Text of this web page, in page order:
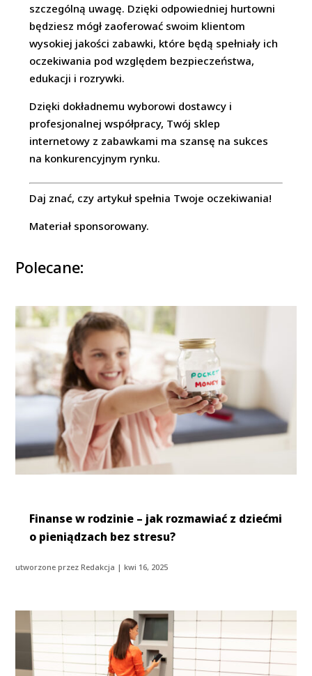
szczególną uwagę. Dzięki odpowiedniej hurtowni
będziesz mógł zaoferować swoim klientom
wysokiej jakości zabawki, które będą spełniały ich
oczekiwania pod względem bezpieczeństwa,
edukacji i rozrywki.
Dzięki dokładnemu wyborowi dostawcy i
profesjonalnej współpracy, Twój sklep
internetowy z zabawkami ma szansę na sukces
na konkurencyjnym rynku.
Daj znać, czy artykuł spełnia Twoje oczekiwania!
Materiał sponsorowany.
Polecane:
Finanse w rodzinie – jak rozmawiać z dziećmi
o pieniądzach bez stresu?
utworzone przezRedakcja |kwi 16, 2025